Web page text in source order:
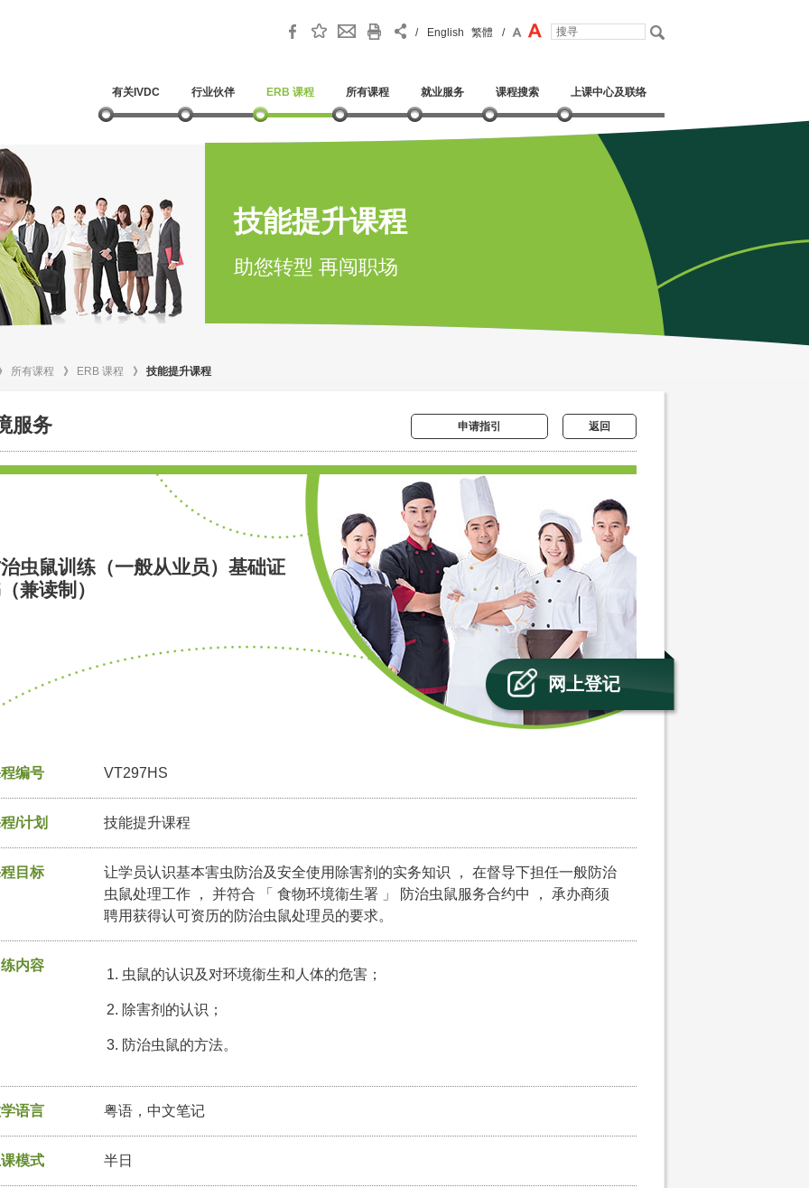
/ English 繁體 /
有关IVDC 行业伙伴 ERB 课程 所有课程 就业服务 课程搜索 上课中心及联络
技能提升课程
助您转型 再闯职场
所有课程 》 ERB 课程 》 技能提升课程
服务 申请指引 返回
虫鼠训练（一般从业员）基础证
兼读制）
网上登记
编号 VT297HS
/计划 技能提升课程
目标
让学员认识基本害虫防治及安全使用除害剂的实务知识 ， 在督导下担任一般防治
虫鼠处理工作 ， 并符合 「 食物环境衞生署 」 防治虫鼠服务合约中 ， 承办商须
聘用获得认可资历的防治虫鼠处理员的要求。
内容
虫鼠的认识及对环境衞生和人体的危害；
除害剂的认识；
防治虫鼠的方法。
语言 粤语，中文笔记
模式 半日